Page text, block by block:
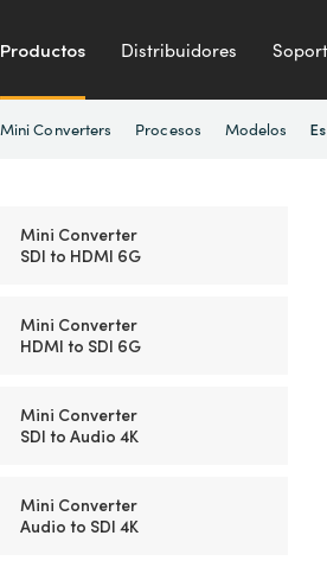
Productos Distribuidores
Mini Converters Procesos Modelos
Mini Converter
SDI to HDMI 6G
Mini Converter
HDMI to SDI 6G
Mini Converter
SDI to Audio 4K
Mini Converter
Audio to SDI 4K